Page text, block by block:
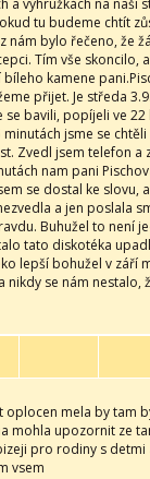
a výhružkách na
tu budeme chtít
nám bylo řečeno, že
Tím vše skoncilo,
kamene
přijet. Je středa
bavili, popíjeli ve
minutách jsme se
Zvedl jsem telefon a
nam pani
se dostal ke
a jen poslala
Buhužel to není
tato diskotéka
lepší bohužel v září
nikdy se nám nestalo,
oplocen mela by tam
mohla upozornit ze
pro rodiny s
vsem